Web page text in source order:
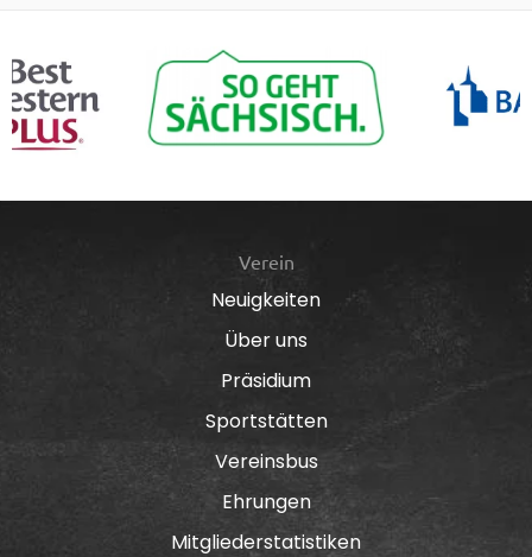
Verein
Neuigkeiten
Über uns
Präsidium
Sportstätten
Vereinsbus
Ehrungen
Mitgliederstatistiken